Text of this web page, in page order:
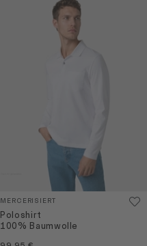
MERCERISIERT
Poloshirt
100% Baumwolle